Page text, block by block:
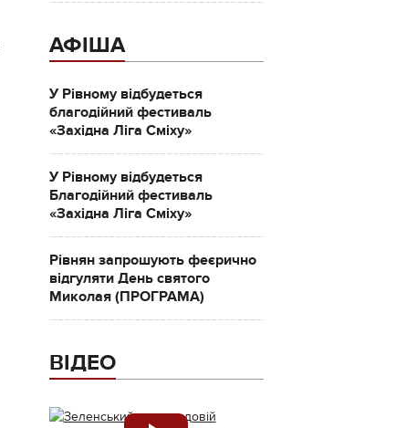
АФІША
У Рівному відбудеться
благодійний фестиваль
«Західна Ліга Сміху»
У Рівному відбудеться
Благодійний фестиваль
«Західна Ліга Сміху»
Рівнян запрошують феєрично
відгуляти День святого
Миколая (ПРОГРАМА)
ВІДЕО